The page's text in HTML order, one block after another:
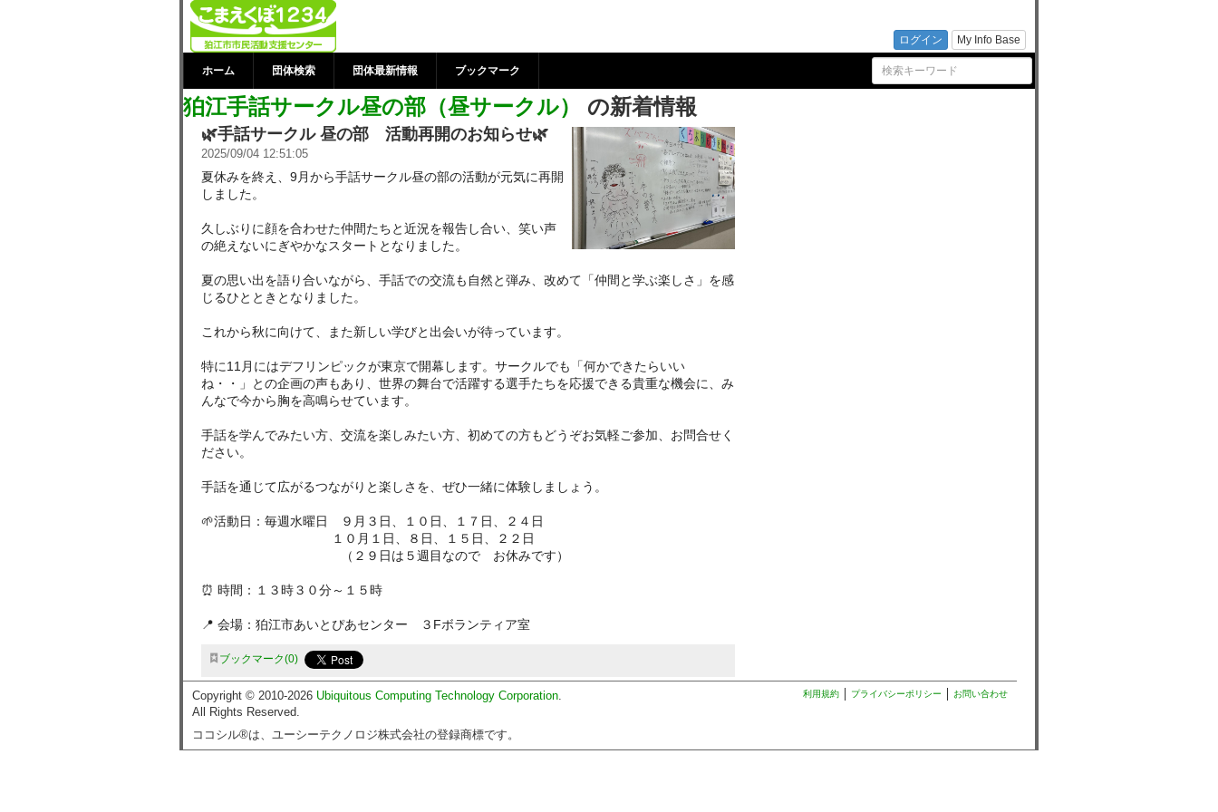
ログイン My Info Base
狛江手話サークル昼の部（昼サークル） の新着
情報 | 狛江市市民活動支援センター
ホーム 団体検索 団体最新情報 ブックマーク
狛江手話サークル昼の部（昼サークル） の新着情報
🌿手話サークル 昼の部 活動再開のお知らせ🌿
2025/09/04 12:51:05
夏休みを終え、9月から手話サークル昼の部の活動が元気に再開
しました。
久しぶりに顔を合わせた仲間たちと近況を報告し合い、笑い声
の絶えないにぎやかなスタートとなりました。
夏の思い出を語り合いながら、手話での交流も自然と弾み、改めて「仲間と学ぶ楽しさ」を感
じるひとときとなりました。
これから秋に向けて、また新しい学びと出会いが待っています。
特に11月にはデフリンピックが東京で開幕します。サークルでも「何かできたらいい
ね・・」との企画の声もあり、世界の舞台で活躍する選手たちを応援できる貴重な機会に、み
んなで今から胸を高鳴らせています。
手話を学んでみたい方、交流を楽しみたい方、初めての方もどうぞお気軽ご参加、お問合せく
ださい。
手話を通じて広がるつながりと楽しさを、ぜひ一緒に体験しましょう。
🌱活動日：毎週水曜日 ９月３日、１０日、１７日、２４日
１０月１日、８日、１５日、２２日
（２９日は５週目なので お休みです）
⏰ 時間：１３時３０分～１５時
📍 会場：狛江市あいとぴあセンター ３Fボランティア室
ブックマーク 0
Copyright © 2010-2026 Ubiquitous Computing Technology Corporation.
All Rights Reserved.
ココシル®は、ユーシーテクノロジ株式会社の登録商標です。
利用規約 プライバシーポリシー お問い合わせ